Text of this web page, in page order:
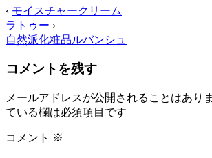
‹ モイスチャークリーム
ラトゥー ›
自然派化粧品ルバンシュ
コメントを残す
メールアドレスが公開されることはあり
ている欄は必須項目です
コメント ※